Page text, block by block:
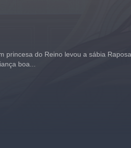
do Reino levou a sábia
boa...